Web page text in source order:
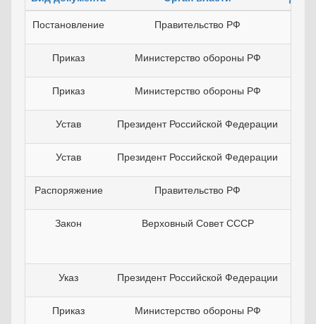
Постановление
Правительство РФ
Приказ Министерство обороны РФ
Приказ Министерство обороны РФ
Устав Президент Российской Федерации
Устав Президент Российской Федерации
Распоряжение Правительство РФ
Закон Верховный Совет СССР
Указ Президент Российской Федерации
Приказ Министерство обороны РФ